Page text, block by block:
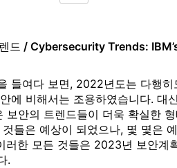
드 / Cybersecurity Trends:
들여다 보면, 2022년도는 다행히
에 비해서는 조용하였습니다. 대
보안의 트렌드들이 더욱 확실한
들은 예상이 되었으나, 몇 몇은
러한 모든 것들은 2023년 보안계
.